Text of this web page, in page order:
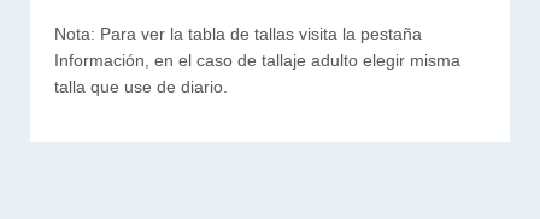
Nota: Para ver la tabla de tallas visita la pestaña
Información, en el caso de tallaje adulto elegir misma
talla que use de diario.